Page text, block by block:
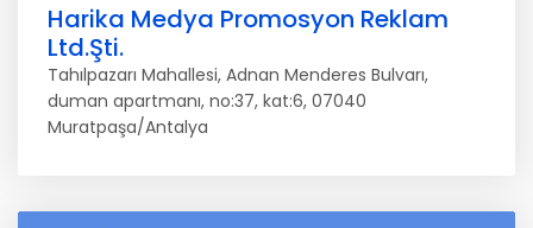
Harika Medya Promosyon Reklam
Ltd.Şti.
Tahılpazarı Mahallesi, Adnan Menderes Bulvarı,
duman apartmanı, no:37, kat:6, 07040
Muratpaşa/Antalya